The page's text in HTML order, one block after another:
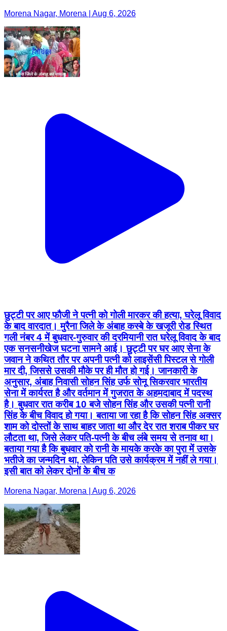
Morena Nagar, Morena | Aug 6, 2026
छुट्टी पर आए फौजी ने पत्नी को गोली मारकर की हत्या, घरेलू विवाद
के बाद वारदात। मुरैना जिले के अंबाह कस्बे के खजूरी रोड स्थित
गली नंबर 4 में बुधवार-गुरुवार की दरमियानी रात घरेलू विवाद के बाद
एक सनसनीखेज घटना सामने आई। छुट्टी पर घर आए सेना के
जवान ने कथित तौर पर अपनी पत्नी को लाइसेंसी पिस्टल से गोली
मार दी, जिससे उसकी मौके पर ही मौत हो गई। जानकारी के
अनुसार, अंबाह निवासी सोहन सिंह उर्फ सोनू सिकरवार भारतीय
सेना में कार्यरत है और वर्तमान में गुजरात के अहमदाबाद में पदस्थ
है। बुधवार रात करीब 10 बजे सोहन सिंह और उसकी पत्नी रानी
सिंह के बीच विवाद हो गया। बताया जा रहा है कि सोहन सिंह अक्सर
शाम को दोस्तों के साथ बाहर जाता था और देर रात शराब पीकर घर
लौटता था, जिसे लेकर पति-पत्नी के बीच लंबे समय से तनाव था।
बताया गया है कि बुधवार को रानी के मायके करके का पुरा में उसके
भतीजे का जन्मदिन था, लेकिन पति उसे कार्यक्रम में नहीं ले गया।
इसी बात को लेकर दोनों के बीच क
Morena Nagar, Morena | Aug 6, 2026